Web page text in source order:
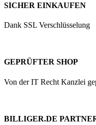
SICHER EINKAUFEN
Dank SSL Verschlüsselung
GEPRÜFTER SHOP
Von der IT Recht Kanzlei
BILLIGER.DE